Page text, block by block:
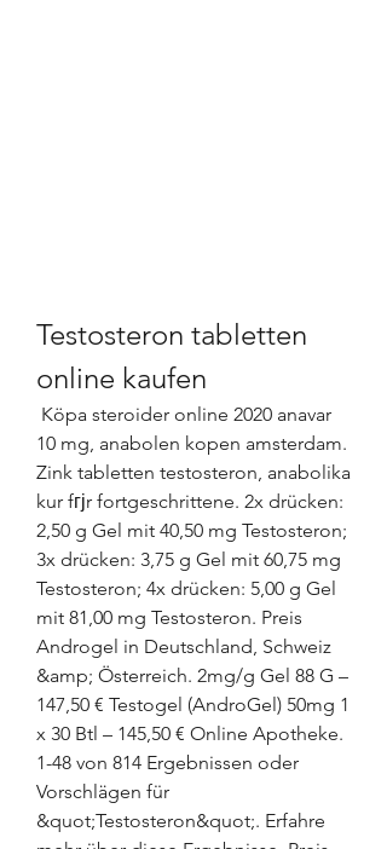
Testosteron tabletten
online kaufen
10 mg, anabolen kopen amsterdam.
Zink tabletten testosteron, anabolika
kur fгјr fortgeschrittene. 2x drücken:
2,50 g Gel mit 40,50 mg Testosteron;
3x drücken: 3,75 g Gel mit 60,75 mg
Testosteron; 4x drücken: 5,00 g Gel
mit 81,00 mg Testosteron. Preis
Androgel in Deutschland, Schweiz
&amp; Österreich. 2mg/g Gel 88 G –
147,50 € Testogel (AndroGel) 50mg 1
x 30 Btl – 145,50 € Online Apotheke.
1-48 von 814 Ergebnissen oder
Vorschlägen für
&quot;Testosteron&quot;. Erfahre